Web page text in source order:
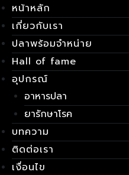
Skip
to
content
หน้าหลัก
เกี่ยวกับเรา
ปลาพร้อมจำหน่าย
Hall of fame
อุปกรณ์
อาหารปลา
ยารักษาโรค
บทความ
ติดต่อเรา
เงื่อนไข
เมนู